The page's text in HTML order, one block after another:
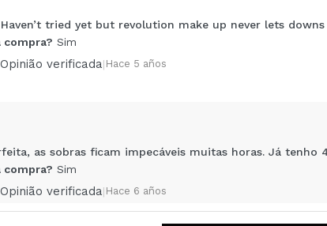
Compartilhar um vídeo ou uma foto
Seu vídeo pode ser o primeiro. Imagine isso...
tried yet but revolution make up never lets downs
compra? Sim
Opinião verificada| Hace 5 años
as sobras ficam impecáveis muitas horas. Já tenho
compra? Sim
Opinião verificada| Hace 6 años